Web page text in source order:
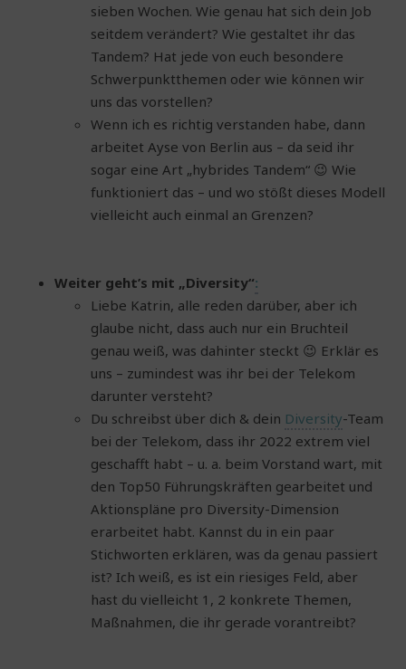
sieben Wochen. Wie genau hat sich dein Job
seitdem verändert? Wie gestaltet ihr das
Tandem? Hat jede von euch besondere
Schwerpunktthemen oder wie können wir
uns das vorstellen?
Wenn ich es richtig verstanden habe, dann
arbeitet Ayse von Berlin aus – da seid ihr
sogar eine Art „hybrides Tandem“ 😉 Wie
funktioniert das – und wo stößt dieses Modell
vielleicht auch einmal an Grenzen?
Weiter geht’s mit „Diversity“:
Liebe Katrin, alle reden darüber, aber ich
glaube nicht, dass auch nur ein Bruchteil
genau weiß, was dahinter steckt 😉 Erklär es
uns – zumindest was ihr bei der Telekom
darunter versteht?
Du schreibst über dich & dein Diversity-Team
bei der Telekom, dass ihr 2022 extrem viel
geschafft habt – u. a. beim Vorstand wart, mit
den Top50 Führungskräften gearbeitet und
Aktionspläne pro Diversity-Dimension
erarbeitet habt. Kannst du in ein paar
Stichworten erklären, was da genau passiert
ist? Ich weiß, es ist ein riesiges Feld, aber
hast du vielleicht 1, 2 konkrete Themen,
Maßnahmen, die ihr gerade vorantreibt?